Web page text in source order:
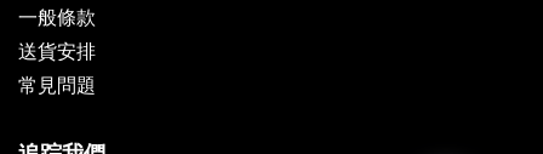
一般條款
送貨安排
常見問題